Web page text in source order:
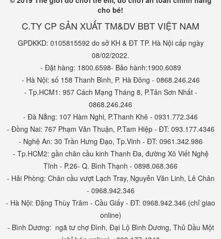
cho bé!
C.TY CP SẢN XUẤT TM&DV BBT VIỆT NAM
GPDKKD: 0105815592 do sở KH & ĐT TP. Hà Nội cấp ngày
08/02/2022.
- Đặt hàng: 1800.6598- Bảo hành:1900.6089
- Hà Nội: số 158 Thanh Bình, P. Hà Đông - 0868.246.246
- Tp.HCM1: 957 Cách Mạng Tháng 8, P.Tân Sơn Nhất -
0868.246.246
- Đà Nẵng: 107 Hàm Nghi, P.Thanh Khê - 0931.772.346
- Đồng Nai: 767 Phạm Văn Thuận, P.Tam Hiệp - ĐT: 093.177.4346
- Nghệ An: 30 Trần Hưng Đạo, Tp.Vinh - ĐT: 0961.342.986
- Tp.HCM2: gần chân cầu kinh Thanh Đa, đường Xô Viết Nghệ
Tĩnh - P.26- Q. Bình Thạnh - 0898.068.366
- Hải Phòng: Chân cầu vượt Lạch Tray, Nguyễn Văn Linh, Lê Chân
- 0968.942.346
- Hà Nội: Đặng Thùy Trâm - Cầu Giấy - ĐT: 0968.942.346 (chỉ giao
online)
- Bình Dương: ngã tư chợ Đình, Đại Lộ Bình Dương, Thủ Dầu Một